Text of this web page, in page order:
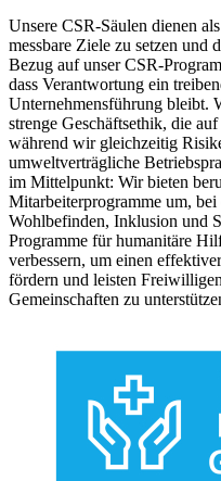
Unsere CSR-Säulen dienen
messbare Ziele zu setzen und
Bezug auf unser CSR-
dass Verantwortung ein
Unternehmensführung bleibt.
strenge Geschäftsethik, die
während wir gleichzeitig
umweltverträgliche
im Mittelpunkt: Wir bieten
Mitarbeiterprogramme um,
Wohlbefinden, Inklusion und
Programme für humanitäre
verbessern, um einen
fördern und leisten
Gemeinschaften zu